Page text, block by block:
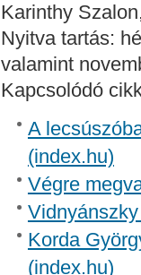
Karinthy
Nyitva tartás:
valamint
Kapcsolódó
A
(index.hu)
Végre
Korda
(index.hu)